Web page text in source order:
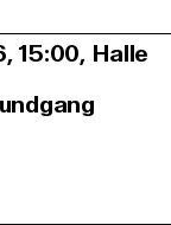
15:00, Halle